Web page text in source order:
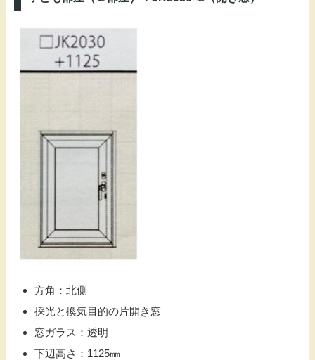
方角：北側
採光と換気目的の片開き窓
窓ガラス：透明
下辺高さ：1125㎜